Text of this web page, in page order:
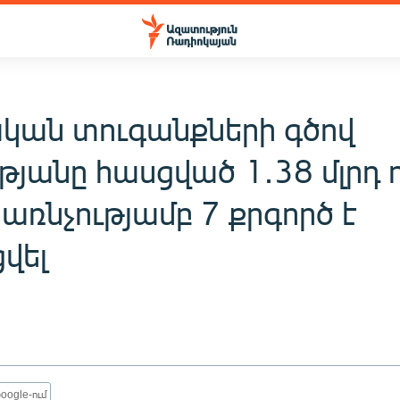
տուգանքների գծով
հասցված 1․38 մլրդ
7 քրգործ է
ում